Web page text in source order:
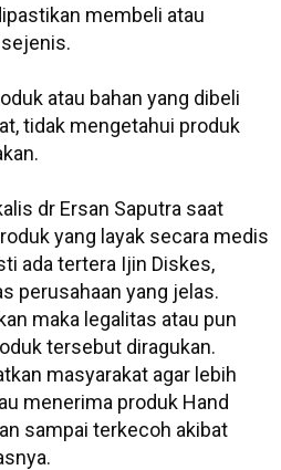
membeli atau
atau bahan yang dibeli
tidak mengetahui produk
dr Ersan Saputra saat
yang layak secara medis
ada tertera Ijin Diskes,
perusahaan yang jelas.
maka legalitas atau pun
tersebut diragukan.
masyarakat agar lebih
menerima produk Hand
sampai terkecoh akibat